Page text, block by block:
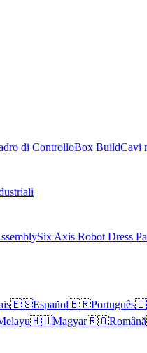
di ControlloBox BuildCavi
Six Axis Robot Dress
🇪🇸Español🇧🇷Português
🇭🇺Magyar🇷🇴Română